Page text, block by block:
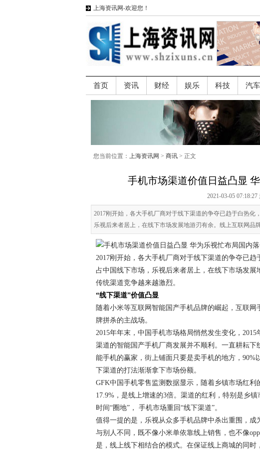
上海资讯网-欢迎您！
首页 资讯 财经 娱乐 科技 汽车
您当前位置： 上海资讯网 > 商讯 > 正文
手机市场渠道价值日益凸显
2021-03-05 07:18:27
2017刚开始，各大手机厂商对于线下渠道的争夺已趋于白热化
乐视后来者居上，在线下市场发展地游刃有余。线上互联网品
2017刚开始，各大手机厂商对于线下渠道的争夺已
占中国线下市场，乐视后来者居上，在线下市场发展
传统渠道竞争越来越激烈。
“线下渠道”价值凸显
随着小米等互联网智能国产手机品牌的崛起，互联
牌拼杀的主战场。
2015年年末，中国手机市场格局悄然发生变化，
渠道的智能国产手机厂商发展并不顺利。一直耕耘下
能手机的赢家，街上铺面只要是卖手机的地方，
下渠道的打法渐渐拿下市场份额。
GFK中国手机零售监测数据显示，随着乡镇市场红
17.9%，是线上增速的3倍。渠道的红利，特别是乡
时间“圈地”， 手机市场重回“线下渠道”。
值得一提的是，乐视从众多手机品牌中杀出重围，
与别人不同，既不像小米单依靠线上销售，也不像
是，线上线下相结合的模式。在保证线上商城的同